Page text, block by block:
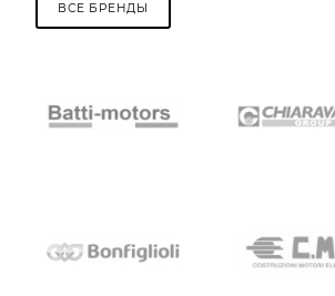
ВСЕ БРЕНДЫ